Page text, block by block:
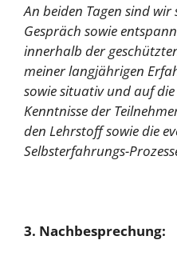
An beiden Tagen sind
Gespräch sowie
innerhalb der
meiner langjährigen
sowie situativ und auf
Kenntnisse der
den Lehrstoff sowie die
Selbsterfahrungs-
3. Nachbesprechung: